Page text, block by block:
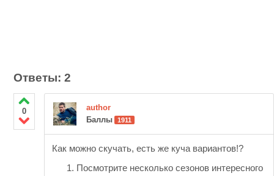
Ответы: 2
0
author
Баллы
1911
Как можно скучать, есть же куча вариантов!?
Посмотрите несколько сезонов интересного